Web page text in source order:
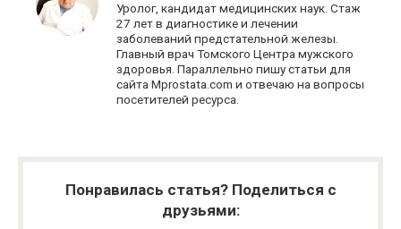
Уролог, кандидат медицинских наук. Стаж
27 лет в диагностике и лечении
заболеваний предстательной железы.
Главный врач Томского Центра мужского
здоровья. Параллельно пишу статьи для
сайта Mprostata.com и отвечаю на вопросы
посетителей ресурса.
Понравилась статья? Поделиться с
друзьями: